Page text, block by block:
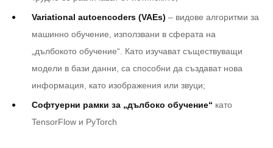
Variational autoencoders (VAEs) – видове алгоритми за
машинно обучение, използвани в сферата на
„дълбокото обучение“. Като изучават съществуващи
модели в бази данни, са способни да създават нова
информация, като изображения или звуци;
Софтуерни рамки за „дълбоко обучение“ като
TensorFlow и PyTorch